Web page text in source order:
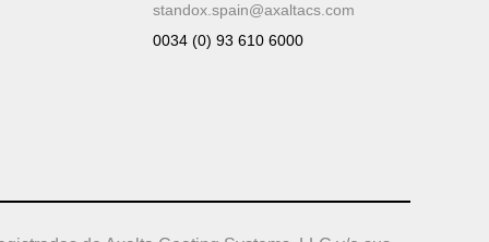
standox.spain@axaltacs.com
0034 (0) 93 610 6000